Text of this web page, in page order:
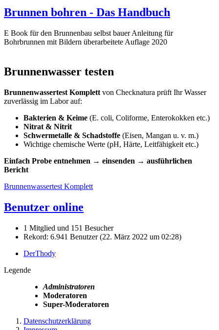
Brunnen bohren - Das Handbuch
E Book für den Brunnenbau selbst bauer Anleitung für
Bohrbrunnen mit Bildern überarbeitete Auflage 2020
Brunnenwasser testen
Brunnenwassertest Komplett von Checknatura prüft Ihr Wasser
zuverlässig im Labor auf:
Bakterien & Keime (E. coli, Coliforme, Enterokokken etc.)
Nitrat & Nitrit
Schwermetalle & Schadstoffe (Eisen, Mangan u. v. m.)
Wichtige chemische Werte (pH, Härte, Leitfähigkeit etc.)
Einfach Probe entnehmen → einsenden → ausführlichen
Bericht
Brunnenwassertest Komplett
Benutzer online
1 Mitglied und 151 Besucher
Rekord: 6.941 Benutzer (22. März 2022 um 02:28)
DerThody
Legende
Administratoren
Moderatoren
Super-Moderatoren
Datenschutzerklärung